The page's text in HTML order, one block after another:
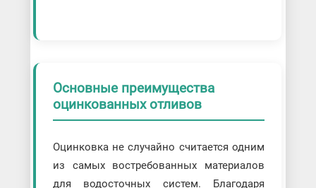
Основные преимущества
оцинкованных отливов
Оцинковка не случайно считается одним
из самых востребованных материалов
для водосточных систем. Благодаря